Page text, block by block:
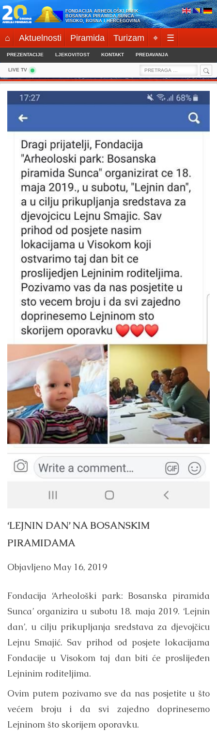
Skip
to
content
FONDACIJA ARHEOLOŠKI PARK:
BOSANSKA PIRAMIDA SUNCA
VISOKO, BOSNA I HERCEGOVINA
⌂ Aktuelnosti Piramida Turizam ⌖ ☰
PREZENTACIJE LJEKOVITOST KONTAKT PREDAVANJA
LIVE TV
Search
for:
‘LEJNIN DAN’ NA BOSANSKIM
PIRAMIDAMA
Objavljeno May 16, 2019
Fondacija ‘Arheološki park: Bosanska piramida
Sunca’ organizira u subotu 18. maja 2019. ‘Lejnin
dan’, u cilju prikupljanja sredstava za djevojčicu
Lejnu Smajić. Sav prihod od posjete lokacijama
Fondacije u Visokom taj dan biti će proslijeđen
Lejninim roditeljima.
Ovim putem pozivamo sve da nas posjetite u što
većem broju i da svi zajedno doprinesemo
Lejninom što skorijem oporavku.